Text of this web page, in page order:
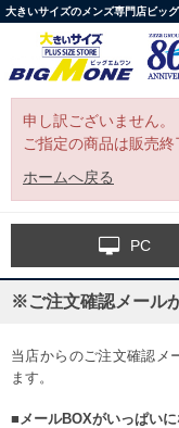
大きいサイズのメンズ専門店ビッ
申し訳ございません。
ご指定の商品は販売
ホームへ戻る
PC
※ご注文確認メール
当店からのご注文確認メ
ます。
■メールBOXがいっぱいに